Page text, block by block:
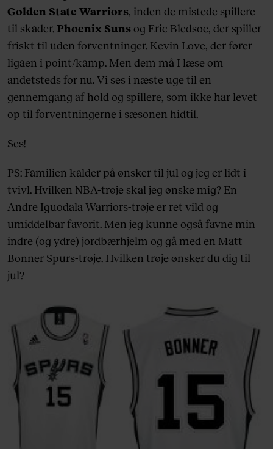
Golden State Warriors, inden de mistede spillere
til skader.Phoenix Suns og Eric Bledsoe, der spiller
friskt til uden forventninger. Kevin Love, der fører
ligaen i point/kamp. Men dem må I læse om
andetsteds for nu. Vi ses i næste uge til en
gennemgang af hold og spillere, som ikke har levet
op til forventningerne i sæsonen hidtil.
Ses!
PS: Familien kalder på ønsker til jul og jeg er lidt i
tvivl. Hvilken NBA-trøje skal jeg ønske mig? En
Andre Iguodala Warriors-trøje er ret vild og
umiddelbar favorit. Men jeg kunne også favne min
indre (og ydre) jordbærhjelm og gå med en Matt
Bonner Spurs-trøje. Hvilken trøje ønsker du dig til
jul?